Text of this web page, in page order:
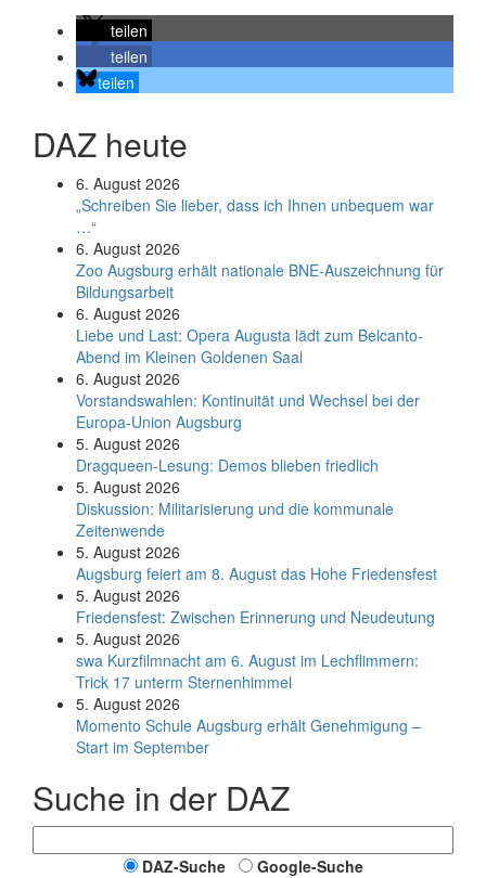
teilen
teilen
teilen
DAZ heute
6. August 2026
„Schreiben Sie lieber, dass ich Ihnen unbequem war
…“
6. August 2026
Zoo Augsburg erhält nationale BNE-Auszeichnung für
Bildungsarbeit
6. August 2026
Liebe und Last: Opera Augusta lädt zum Belcanto-
Abend im Kleinen Goldenen Saal
6. August 2026
Vorstandswahlen: Kontinuität und Wechsel bei der
Europa-Union Augsburg
5. August 2026
Dragqueen-Lesung: Demos blieben friedlich
5. August 2026
Diskussion: Mi­li­ta­ri­sie­rung und die kommunale
Zeitenwende
5. August 2026
Augsburg feiert am 8. August das Hohe Friedensfest
5. August 2026
Friedensfest: Zwischen Erinnerung und Neudeutung
5. August 2026
swa Kurz­film­nacht am 6. August im Lech­flim­mern:
Trick 17 unterm Sternen­himmel
5. August 2026
Momento Schule Augsburg erhält Genehmigung –
Start im September
Suche in der DAZ
DAZ-Suche
Google-Suche